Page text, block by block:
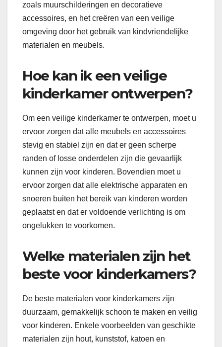
zoals muurschilderingen en decoratieve
accessoires, en het creëren van een veilige
omgeving door het gebruik van kindvriendelijke
materialen en meubels.
Hoe kan ik een veilige
kinderkamer ontwerpen?
Om een veilige kinderkamer te ontwerpen, moet u
ervoor zorgen dat alle meubels en accessoires
stevig en stabiel zijn en dat er geen scherpe
randen of losse onderdelen zijn die gevaarlijk
kunnen zijn voor kinderen. Bovendien moet u
ervoor zorgen dat alle elektrische apparaten en
snoeren buiten het bereik van kinderen worden
geplaatst en dat er voldoende verlichting is om
ongelukken te voorkomen.
Welke materialen zijn het
beste voor kinderkamers?
De beste materialen voor kinderkamers zijn
duurzaam, gemakkelijk schoon te maken en veilig
voor kinderen. Enkele voorbeelden van geschikte
materialen zijn hout, kunststof, katoen en